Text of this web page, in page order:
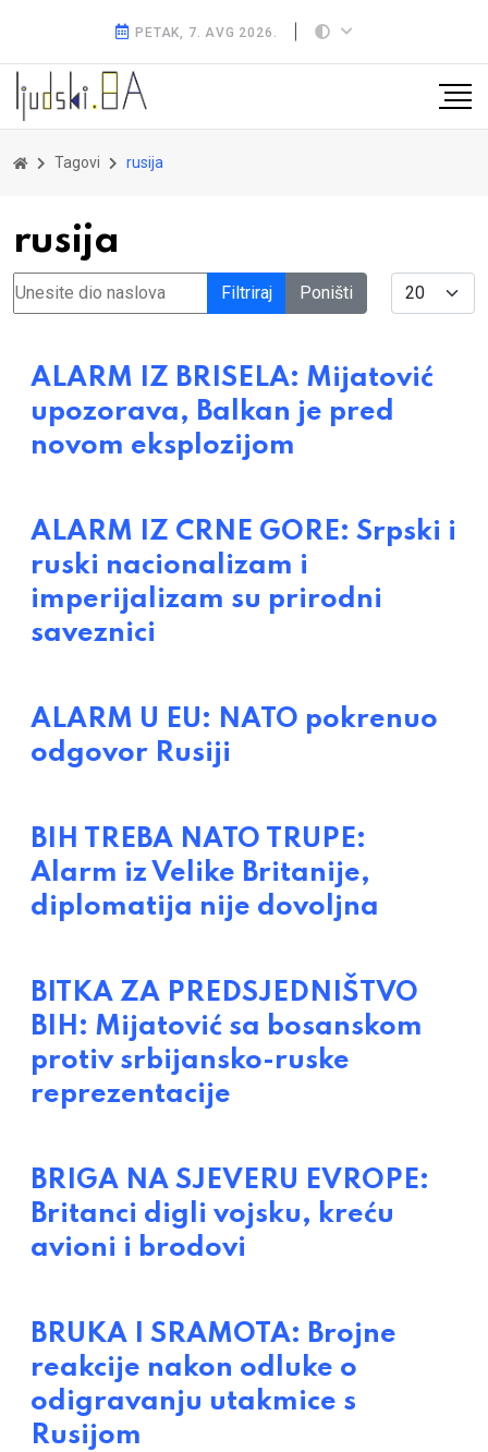
PETAK, 7. AVG 2026.
Tagovi rusija
rusija
Unesite dio naslova Filtriraj Poništi Display #
ALARM IZ BRISELA: Mijatović
upozorava, Balkan je pred
novom eksplozijom
ALARM IZ CRNE GORE: Srpski i
ruski nacionalizam i
imperijalizam su prirodni
saveznici
ALARM U EU: NATO pokrenuo
odgovor Rusiji
BIH TREBA NATO TRUPE:
Alarm iz Velike Britanije,
diplomatija nije dovoljna
BITKA ZA PREDSJEDNIŠTVO
BIH: Mijatović sa bosanskom
protiv srbijansko-ruske
reprezentacije
BRIGA NA SJEVERU EVROPE:
Britanci digli vojsku, kreću
avioni i brodovi
BRUKA I SRAMOTA: Brojne
reakcije nakon odluke o
odigravanju utakmice s
Rusijom